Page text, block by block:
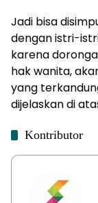
Jadi bisa
dengan istri-
karena
hak wanita,
yang
dijelaskan di
Kontributor